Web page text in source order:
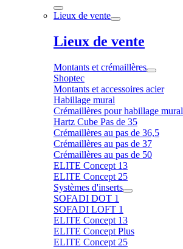
Lieux de vente
Lieux de vente
Montants et crémaillères
Shoptec
Montants et accessoires acier
Habillage mural
Crémaillères pour habillage mural
Hartz Cube Pas de 35
Crémaillères au pas de 36,5
Crémaillères au pas de 37
Crémaillères au pas de 50
ELITE Concept 13
ELITE Concept 25
Systèmes d'inserts
SOFADI DOT 1
SOFADI LOFT 1
ELITE Concept 13
ELITE Concept Plus
ELITE Concept 25